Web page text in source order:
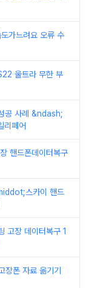
가느려요 오류 수
울트라 무한 부
공 사례 &ndash;
리페어
핸드폰데이터복구
스카이 핸드
고장 데이터복구 1
장폰 자료 옮기기